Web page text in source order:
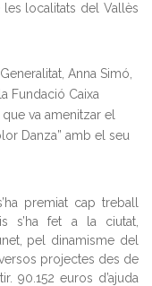
localitats del Vallès
Anna Simó,
Fundació Caixa
que va amenitzar el
Danza” amb el seu
premiat cap treball
s’ha fet a la ciutat,
et, pel
dinamisme del
projectes des de
90.152 euros d’ajuda